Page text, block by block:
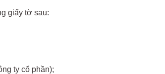
giấy tờ sau:
ty cổ phần);